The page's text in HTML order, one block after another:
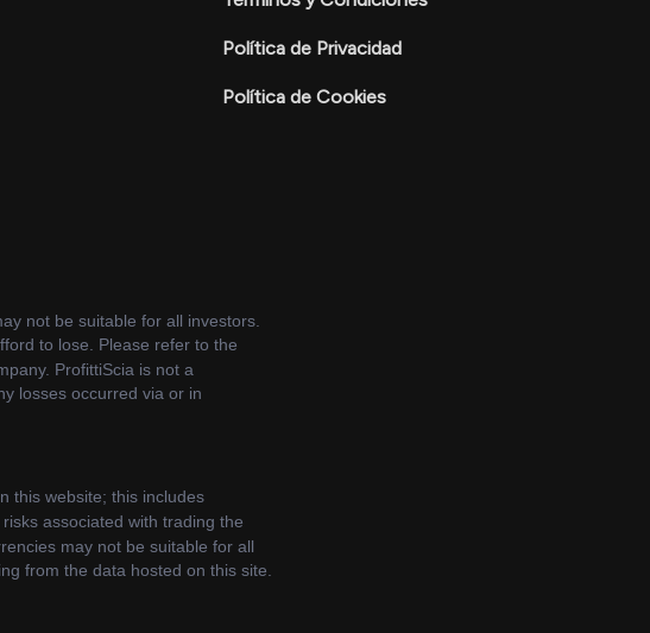
Política de Privacidad
Política de Cookies